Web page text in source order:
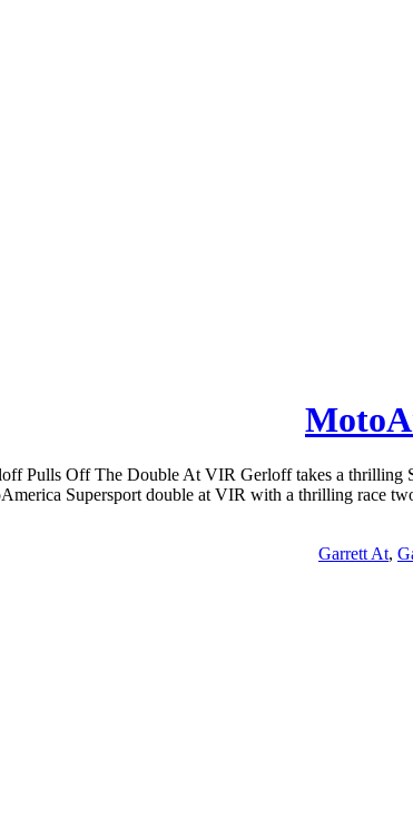
Pulls Off The Double At VIR Gerloff takes a thrilling
Supersport double at VIR with a thrilling race
Garrett At,